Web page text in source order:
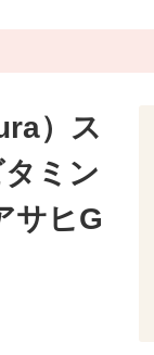
）ス
ミン
ヒG